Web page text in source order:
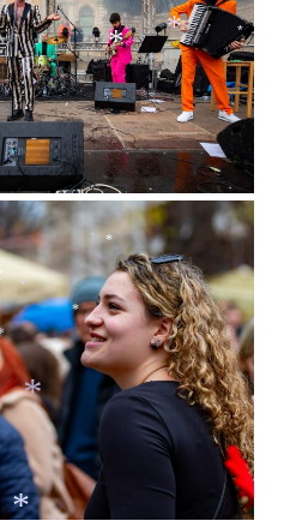
*
*
*
*
*
*
*
*
*
*
*